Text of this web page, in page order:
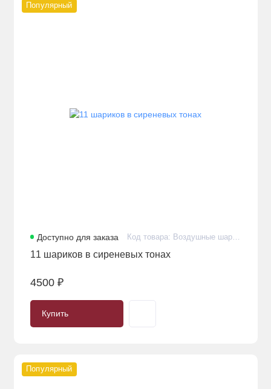
Популярный
Доступно для заказа Код товара: Воздушные шарики с гелием премиум в количестве 11 штук
11 шариков в сиреневых тонах
4500 ₽
Купить
Популярный